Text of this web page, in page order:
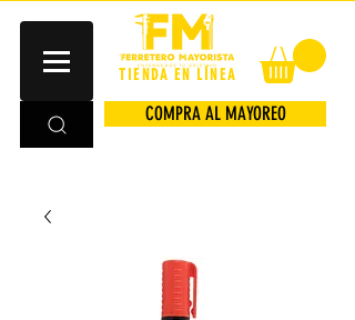
TIENDA EN LÍNEA
COMPRA AL MAYOREO